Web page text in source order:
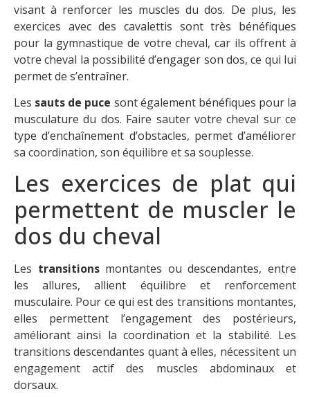
visant à renforcer les muscles du dos. De plus, les
exercices avec des cavalettis sont très bénéfiques
pour la gymnastique de votre cheval, car ils offrent à
votre cheval la possibilité d’engager son dos, ce qui lui
permet de s’entraîner.
Les sauts de puce sont également bénéfiques pour la
musculature du dos. Faire sauter votre cheval sur ce
type d’enchaînement d’obstacles, permet d’améliorer
sa coordination, son équilibre et sa souplesse.
Les exercices de plat qui
permettent de muscler le
dos du cheval
Les transitionsmontantes ou descendantes, entre
les allures, allient équilibre et renforcement
musculaire. Pour ce qui est des transitions montantes,
elles permettent l’engagement des postérieurs,
améliorant ainsi la coordination et la stabilité. Les
transitions descendantes quant à elles, nécessitent un
engagement actif des muscles abdominaux et
dorsaux.